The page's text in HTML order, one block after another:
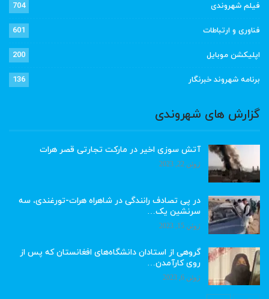
فیلم شهروندی 704
فناوری و ارتباطات 601
اپلیکشن موبایل 200
برنامه شهروند خبرنگار 136
گزارش های شهروندی
آتش سوزی اخیر در مارکت تجارتی قصر هرات
ژوئن 22, 2023
در پی تصادف رانندگی در شاهراه هرات-تورغندی، سه
سرنشین یک…
ژوئن 15, 2023
گروهی از استادان دانشگاه‌های افغانستان که پس از
روی کارآمدن…
ژوئن 6, 2023